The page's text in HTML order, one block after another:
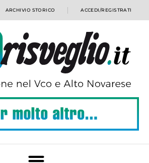
ARCHIVIO STORICO ACCEDI/REGISTRATI